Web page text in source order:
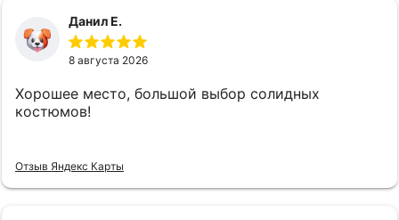
Данил Е.
8 августа 2026
Хорошее место, большой выбор солидных
костюмов!
Отзыв Яндекс Карты